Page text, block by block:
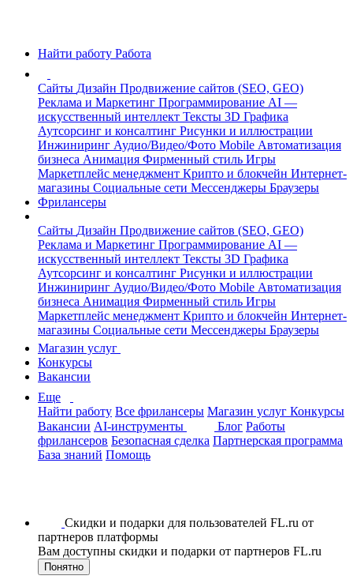
Найти работу Работа
Сайты Дизайн Продвижение сайтов (SEO, GEO)
Реклама и Маркетинг Программирование AI —
искусственный интеллект Тексты 3D Графика
Аутсорсинг и консалтинг Рисунки и иллюстрации
Инжиниринг Аудио/Видео/Фото Mobile Автоматизация
бизнеса Анимация Фирменный стиль Игры
Маркетплейс менеджмент Крипто и блокчейн Интернет-
магазины Социальные сети Мессенджеры Браузеры
Фрилансеры
Сайты Дизайн Продвижение сайтов (SEO, GEO)
Реклама и Маркетинг Программирование AI —
искусственный интеллект Тексты 3D Графика
Аутсорсинг и консалтинг Рисунки и иллюстрации
Инжиниринг Аудио/Видео/Фото Mobile Автоматизация
бизнеса Анимация Фирменный стиль Игры
Маркетплейс менеджмент Крипто и блокчейн Интернет-
магазины Социальные сети Мессенджеры Браузеры
Магазин услуг
Конкурсы
Вакансии
Еще
Найти работу Все фрилансеры Магазин услуг Конкурсы
Вакансии AI-инструменты Блог Работы
фрилансеров Безопасная сделка Партнерская программа
База знаний Помощь
Скидки и подарки для пользователей FL.ru от
партнеров платформы
Вам доступны скидки и подарки от партнеров FL.ru
Понятно